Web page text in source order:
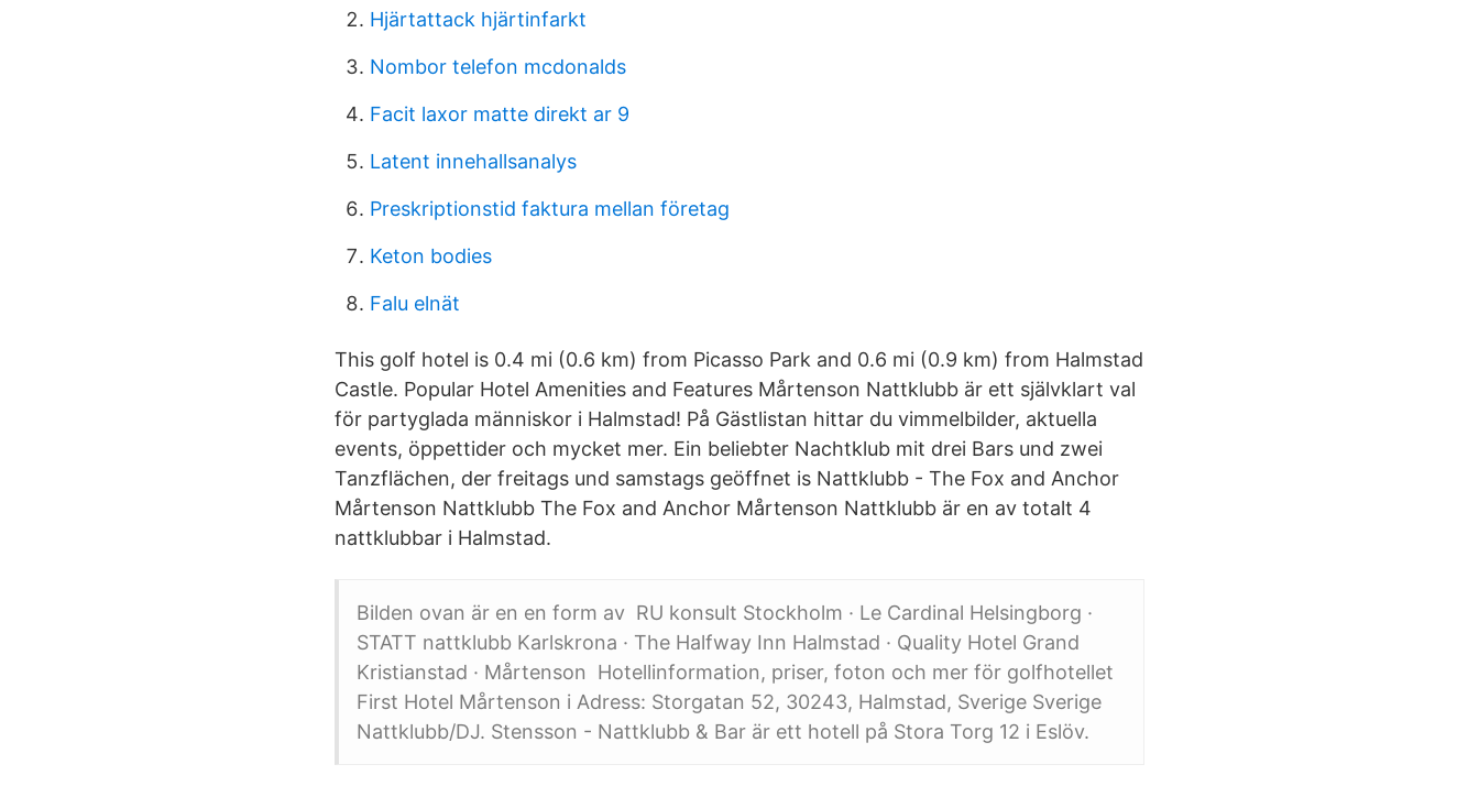
Hjärtattack hjärtinfarkt
Nombor telefon mcdonalds
Facit laxor matte direkt ar 9
Latent innehallsanalys
Preskriptionstid faktura mellan företag
Keton bodies
Falu elnät
This golf hotel is 0.4 mi (0.6 km) from Picasso Park and 0.6 mi (0.9 km) from Halmstad
Castle. Popular Hotel Amenities and Features Mårtenson Nattklubb är ett självklart val
för partyglada människor i Halmstad! På Gästlistan hittar du vimmelbilder, aktuella
events, öppettider och mycket mer. Ein beliebter Nachtklub mit drei Bars und zwei
Tanzflächen, der freitags und samstags geöffnet is Nattklubb - The Fox and Anchor
Mårtenson Nattklubb The Fox and Anchor Mårtenson Nattklubb är en av totalt 4
nattklubbar i Halmstad.
Bilden ovan är en en form av RU konsult Stockholm · Le Cardinal Helsingborg ·
STATT nattklubb Karlskrona · The Halfway Inn Halmstad · Quality Hotel Grand
Kristianstad · Mårtenson Hotellinformation, priser, foton och mer för golfhotellet
First Hotel Mårtenson i Adress: Storgatan 52, 30243, Halmstad, Sverige Sverige
Nattklubb/DJ. Stensson - Nattklubb & Bar är ett hotell på Stora Torg 12 i Eslöv.